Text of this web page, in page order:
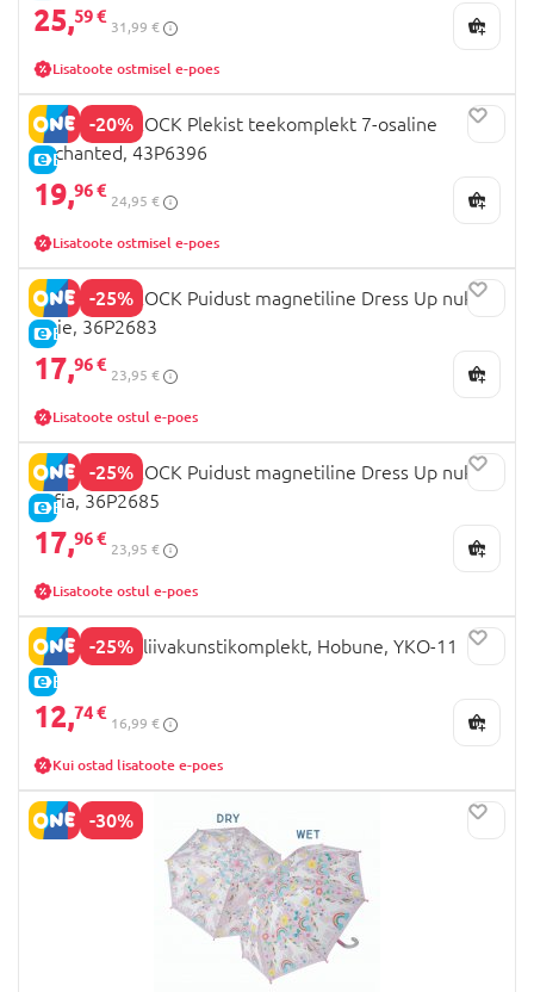
25,59 €
31,99 €
Lisatoote ostmisel e-poes
-20%
E-HIND
FLOSS AND ROCK Plekist teekomplekt 7-osaline
Enchanted, 43P6396
19,96 €
24,95 €
Lisatoote ostmisel e-poes
-25%
E-HIND
FLOSS AND ROCK Puidust magnetiline Dress Up nukk
Elsie, 36P2683
17,96 €
23,95 €
Lisatoote ostul e-poes
-25%
E-HIND
FLOSS AND ROCK Puidust magnetiline Dress Up nukk
Sofia, 36P2685
17,96 €
23,95 €
Lisatoote ostul e-poes
-25%
E-HIND
RED CASTLE liivakunstikomplekt, Hobune, YKO-11
12,74 €
16,99 €
Kui ostad lisatoote e-poes
-30%